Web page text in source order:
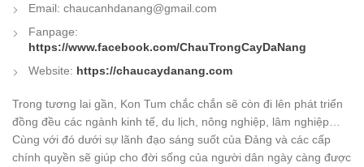
Email: chaucanhdanang@gmail.com
Fanpage:
https://www.facebook.com/ChauTrongCayDaNang
Website: https://chaucaydanang.com
Trong tương lai gần, Kon Tum chắc chắn sẽ còn đi lên phát triển
đồng đều các ngành kinh tế, du lịch, nông nghiệp, lâm nghiệp…
Cùng với đó dưới sự lãnh đạo sáng suốt của Đảng và các cấp
chính quyền sẽ giúp cho đời sống của người dân ngày càng được